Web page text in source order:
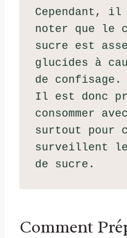
Cependant,
noter que le
sucre est
glucides à
de confisage.
Il est donc
consommer
surtout pour
surveillent
de sucre.
Comment